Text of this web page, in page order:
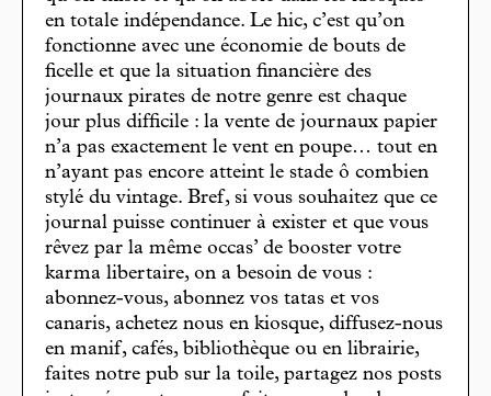
en totale indépendance. Le hic, c’est qu’on
fonctionne avec une économie de bouts de
ficelle et que la situation financière des
journaux pirates de notre genre est chaque
jour plus difficile : la vente de journaux papier
n’a pas exactement le vent en poupe… tout en
n’ayant pas encore atteint le stade ô combien
stylé du vintage. Bref, si vous souhaitez que ce
journal puisse continuer à exister et que vous
rêvez par la même occas’ de booster votre
karma libertaire, on a besoin de vous :
abonnez-vous, abonnez vos tatas et vos
canaris, achetez nous en kiosque, diffusez-nous
en manif, cafés, bibliothèque ou en librairie,
faites notre pub sur la toile, partagez nos posts